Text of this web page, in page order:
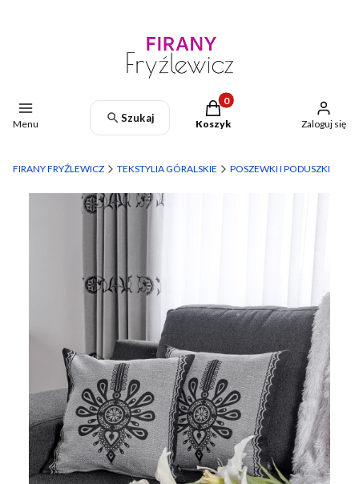
Menu Szukaj
Produkty w koszyku: 0.
Koszyk Zaloguj się
FIRANY FRYŹLEWICZ TEKSTYLIA GÓRALSKIE POSZEWKI I PODUSZKI